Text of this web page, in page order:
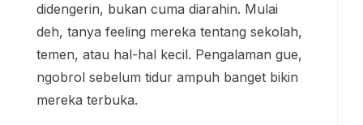
didengerin, bukan cuma diarahin. Mulai
deh, tanya feeling mereka tentang sekolah,
temen, atau hal-hal kecil. Pengalaman gue,
ngobrol sebelum tidur ampuh banget bikin
mereka terbuka.